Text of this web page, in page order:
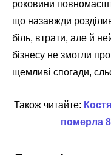
роковини
що назавжди
біль, втрати, але й
бізнесу не змогли
щемливі спогади,
Також читайте:
померла